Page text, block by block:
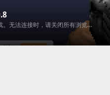
无法连接时，请关闭所有浏览...